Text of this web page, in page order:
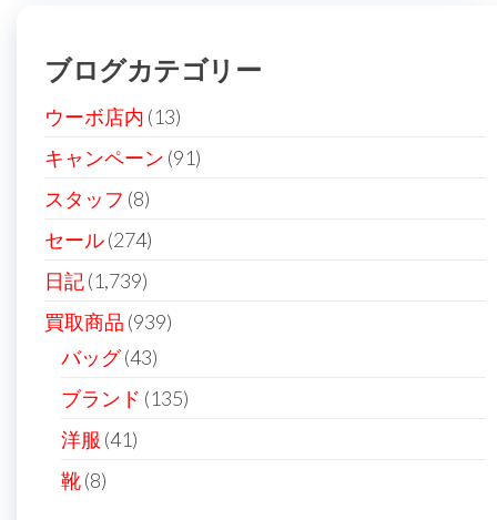
ブログカテゴリー
ウーボ店内 (13)
キャンペーン (91)
スタッフ (8)
セール(274)
日記(1,739)
買取商品 (939)
バッグ(43)
ブランド (135)
洋服 (41)
靴(8)